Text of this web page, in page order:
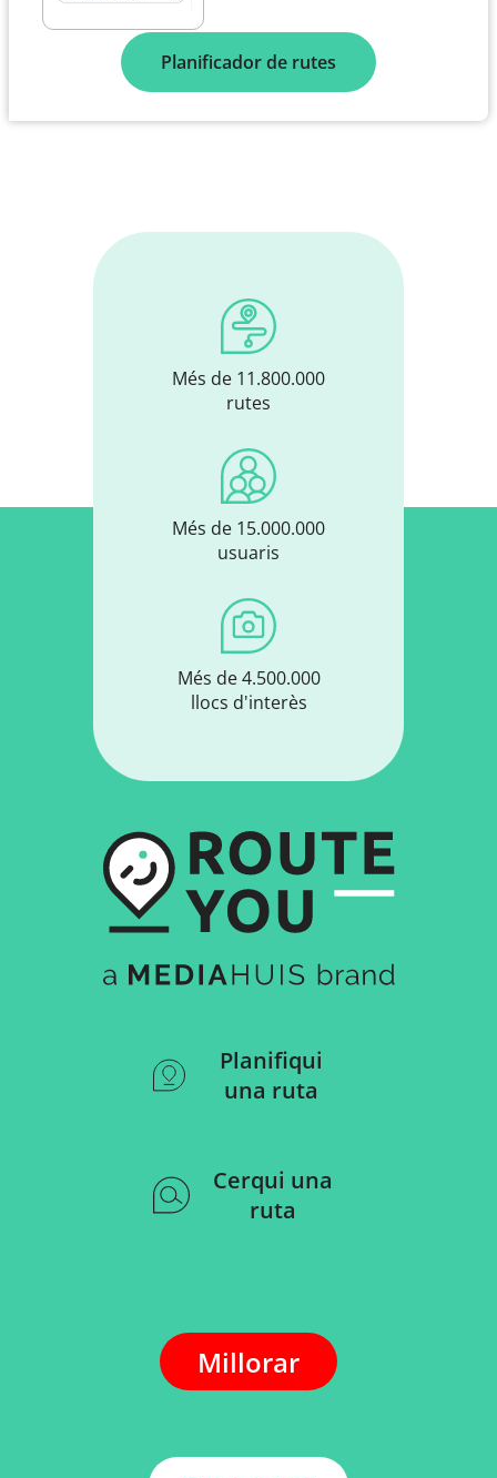
Planificador de rutes
Més de 11.800.000
rutes
Més de 15.000.000
usuaris
Més de 4.500.000
llocs d'interès
Planifiqui
una ruta
Cerqui una
ruta
Millorar